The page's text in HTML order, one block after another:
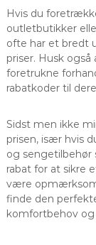
Hvis du
outletbutikker
ofte har et bredt
priser. Husk
foretrukne
rabatkoder til
Sidst men ikke
prisen, især hvis
og sengetilbehør
rabat for at sikre
være opmærksom
finde den
komfortbehov